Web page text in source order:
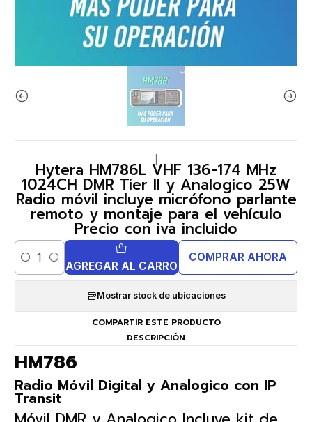
Hytera HM786L VHF 136-174 MHz
1024CH DMR Tier II y Analogico 25W
Radio móvil incluye micrófono parlante
remoto y montaje para el vehículo
Precio con iva incluido
Cantidad AGREGAR AL CARRO
COMPRAR AHORA
Mostrar stock de ubicaciones
COMPARTIR ESTE PRODUCTO
DESCRIPCIÓN
HM786
Radio Móvil Digital y Analogico con IP
Transit